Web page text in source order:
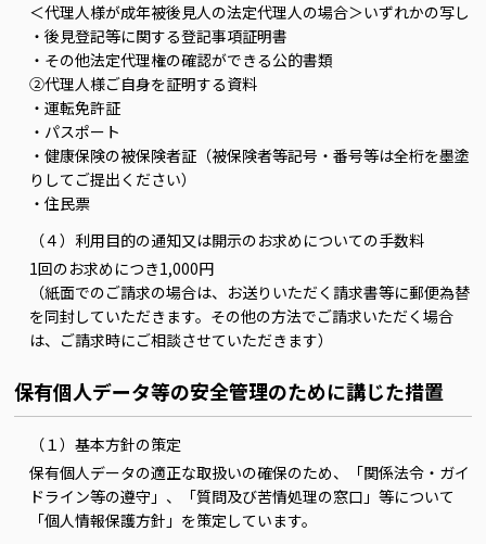
＜代理人様が成年被後見人の法定代理人の場合＞いずれかの写し
・後見登記等に関する登記事項証明書
・その他法定代理権の確認ができる公的書類
②代理人様ご自身を証明する資料
・運転免許証
・パスポート
・健康保険の被保険者証（被保険者等記号・番号等は全桁を墨塗
りしてご提出ください）
・住民票
（４）利用目的の通知又は開示のお求めについての手数料
1回のお求めにつき1,000円
（紙面でのご請求の場合は、お送りいただく請求書等に郵便為替
を同封していただきます。その他の方法でご請求いただく場合
は、ご請求時にご相談させていただきます）
保有個人データ等の安全管理のために講じた措置
（１）基本方針の策定
保有個人データの適正な取扱いの確保のため、「関係法令・ガイ
ドライン等の遵守」、「質問及び苦情処理の窓口」等について
「個人情報保護方針」を策定しています。